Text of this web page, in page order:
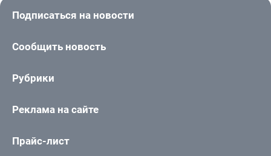
Подписаться на новости
Сообщить новость
Рубрики
Реклама на сайте
Прайс-лист